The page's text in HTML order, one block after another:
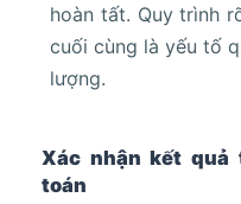
hoàn tất. Quy trình
cuối cùng là yếu tố
lượng.
Xác nhận kết
toán